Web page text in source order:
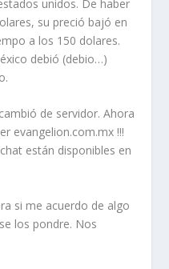
unidos. De haber
su preció bajó en
a los 150 dolares.
debió (debio…)
de servidor. Ahora
evangelion.com.mx !!!
están disponibles en
si me acuerdo de algo
los pondre. Nos